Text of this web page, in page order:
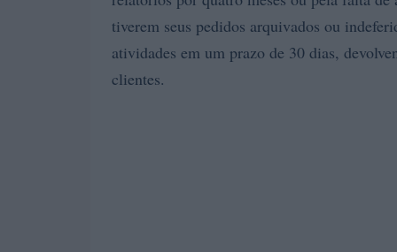
tiverem seus pedidos arquivados ou
atividades em um prazo de 30 dias,
clientes.